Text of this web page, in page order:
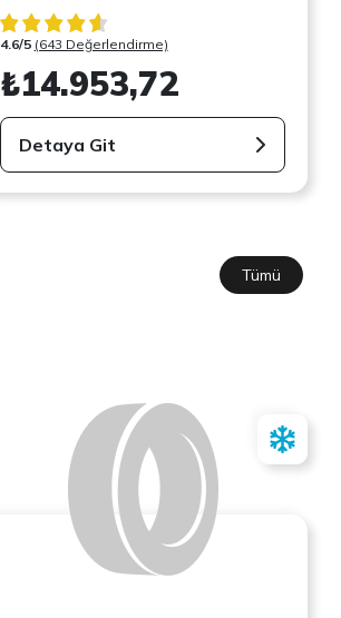
4.6/5 (643 Değerlendirme)
₺14.953,72
Detaya Git
Tümü